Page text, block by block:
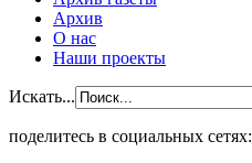
Архив
О нас
Наши проекты
Искать...
поделитесь в социальных сетях: